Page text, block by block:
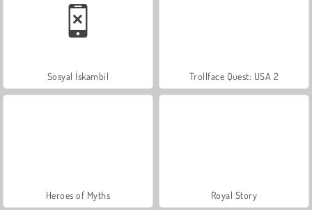
Sosyal İskambil Trollface Quest: USA 2
Heroes of Myths Royal Story